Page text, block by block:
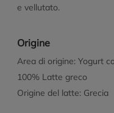
e vellutato.
Origine
Area di origine: Yogurt
100% Latte greco
Origine del latte: Grecia